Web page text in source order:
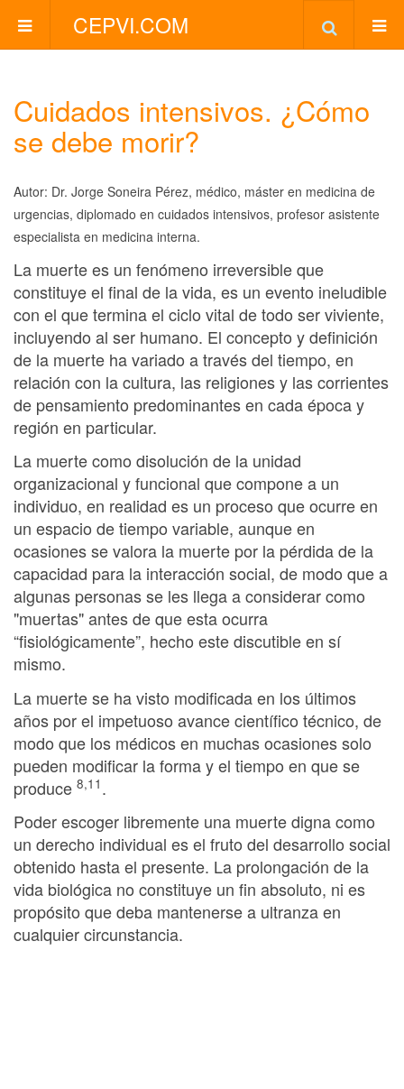
CEPVI.COM
Cuidados intensivos. ¿Cómo
se debe morir?
Autor: Dr. Jorge Soneira Pérez, médico, máster en medicina de
urgencias, diplomado en cuidados intensivos, profesor asistente
especialista en medicina interna.
La muerte es un fenómeno irreversible que
constituye el final de la vida, es un evento ineludible
con el que termina el ciclo vital de todo ser viviente,
incluyendo al ser humano. El concepto y definición
de la muerte ha variado a través del tiempo, en
relación con la cultura, las religiones y las corrientes
de pensamiento predominantes en cada época y
región en particular.
La muerte como disolución de la unidad
organizacional y funcional que compone a un
individuo, en realidad es un proceso que ocurre en
un espacio de tiempo variable, aunque en
ocasiones se valora la muerte por la pérdida de la
capacidad para la interacción social, de modo que a
algunas personas se les llega a considerar como
"muertas" antes de que esta ocurra
“fisiológicamente”, hecho este discutible en sí
mismo.
La muerte se ha visto modificada en los últimos
años por el impetuoso avance científico técnico, de
modo que los médicos en muchas ocasiones solo
pueden modificar la forma y el tiempo en que se
produce 8,11 .
Poder escoger libremente una muerte digna como
un derecho individual es el fruto del desarrollo social
obtenido hasta el presente. La prolongación de la
vida biológica no constituye un fin absoluto, ni es
propósito que deba mantenerse a ultranza en
cualquier circunstancia.